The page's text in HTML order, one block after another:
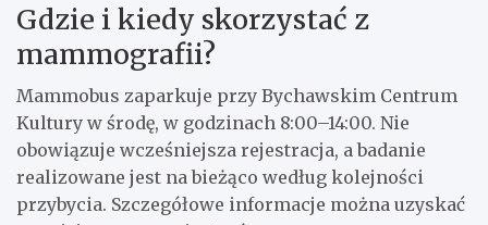
Gdzie i kiedy skorzystać z
mammografii?
Mammobus zaparkuje przy Bychawskim Centrum
Kultury w środę, w godzinach 8:00–14:00. Nie
obowiązuje wcześniejsza rejestracja, a badanie
realizowane jest na bieżąco według kolejności
przybycia. Szczegółowe informacje można uzyskać